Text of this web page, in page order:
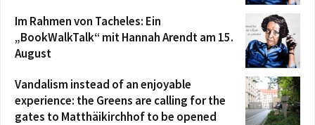
Im Rahmen von Tacheles: Ein
„BookWalkTalk“ mit Hannah Arendt am 15.
August
Vandalism instead of an enjoyable
experience: the Greens are calling for the
gates to Matthäikirchhof to be opened